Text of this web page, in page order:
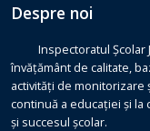
Despre noi
Inspectoratul
învățământ de calitate,
activități de
continuă a educației și la
și succesul școlar.